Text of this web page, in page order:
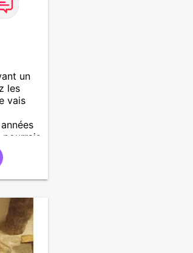
un
les
vais
:
je
pas